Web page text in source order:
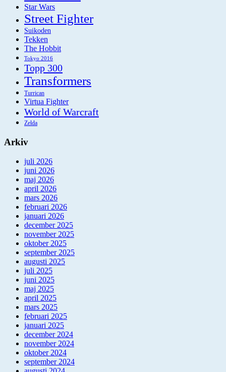
Star Wars
Street Fighter
Suikoden
Tekken
The Hobbit
Tokyo 2016
Topp 300
Transformers
Turrican
Virtua Fighter
World of Warcraft
Zelda
Arkiv
juli 2026
juni 2026
maj 2026
april 2026
mars 2026
februari 2026
januari 2026
december 2025
november 2025
oktober 2025
september 2025
augusti 2025
juli 2025
juni 2025
maj 2025
april 2025
mars 2025
februari 2025
januari 2025
december 2024
november 2024
oktober 2024
september 2024